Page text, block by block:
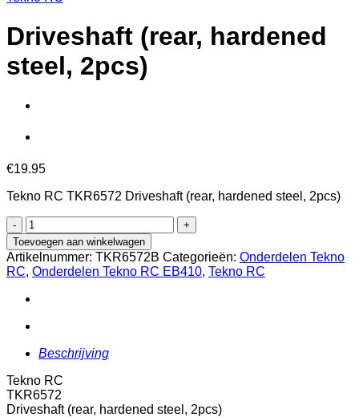
Driveshaft (rear, hardened
steel, 2pcs)
€19.95
Tekno RC TKR6572 Driveshaft (rear, hardened steel, 2pcs)
Driveshaft
(rear,
hardened
steel,
2pcs)
aantal
Toevoegen aan winkelwagen
Artikelnummer: TKR6572B Categorieën: Onderdelen Tekno
RC, Onderdelen Tekno RC EB410, Tekno RC
Beschrijving
Tekno RC
TKR6572
Driveshaft (rear, hardened steel, 2pcs)